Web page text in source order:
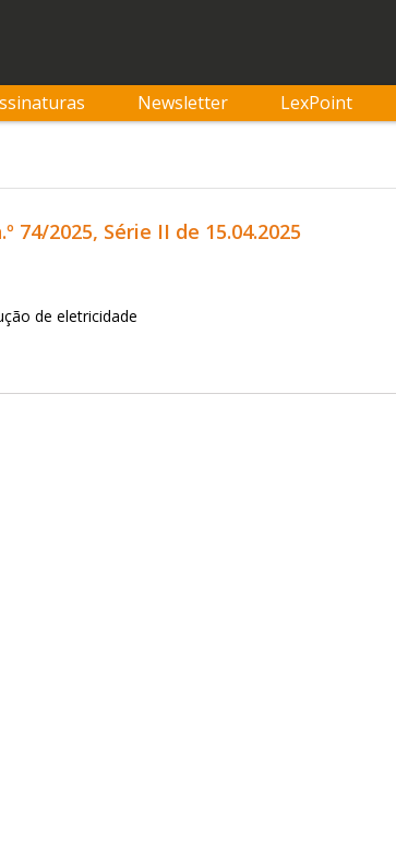
Newsletter LexPoint
74/2025, Série II de 15.04.2025
de eletricidade